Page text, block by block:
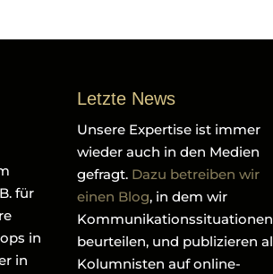
für
in
in
Letzte News
Unsere Expertise ist immer
wieder auch in den Medien
gefragt. Dazu betreiben wir
einen Blog, in dem wir
Kommunikationssituationen
beurteilen, und publizieren
Kolumnisten auf online-